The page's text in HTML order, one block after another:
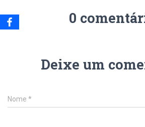
0
Deixe um
Nome *